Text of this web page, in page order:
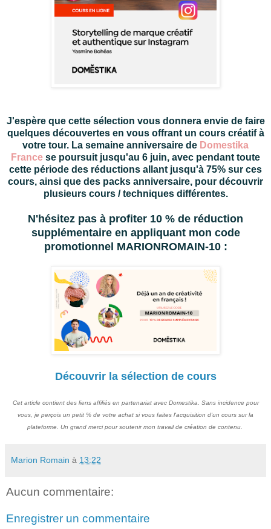
J'espère que cette sélection vous donnera envie de faire
quelques découvertes en vous offrant un cours créatif à
votre tour. La semaine anniversaire de Domestika
France se poursuit jusqu'au 6 juin, avec pendant toute
cette période des réductions allant jusqu'à 75% sur ces
cours, ainsi que des packs anniversaire, pour découvrir
plusieurs cours / techniques différentes.
N'hésitez pas à profiter 10 % de réduction
supplémentaire en appliquant mon code
promotionnel MARIONROMAIN-10 :
Découvrir la sélection de cours
Cet article contient des liens affiliés en partenariat avec Domestika. Sans incidence pour
vous, je perçois un petit % de votre achat si vous faites l'acquisition d'un cours sur la
plateforme. Un grand merci pour soutenir mon travail de création de contenu.
Marion Romain à 13:22
Aucun commentaire:
Enregistrer un commentaire